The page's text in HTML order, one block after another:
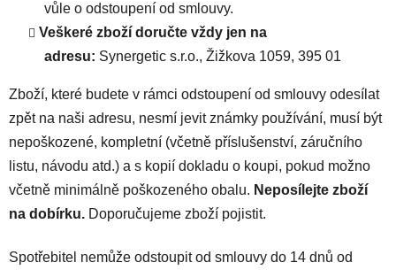
vůle o odstoupení od smlouvy.
Veškeré zboží doručte vždy jen na
adresu: Synergetic s.r.o., Žižkova 1059, 395 01
Zboží, které budete v rámci odstoupení od smlouvy odesílat
zpět na naši adresu, nesmí jevit známky používání, musí být
nepoškozené, kompletní (včetně příslušenství, záručního
listu, návodu atd.) a s kopií dokladu o koupi, pokud možno
včetně minimálně poškozeného obalu. Neposílejte zboží
na dobírku. Doporučujeme zboží pojistit.
Spotřebitel nemůže odstoupit od smlouvy do 14 dnů od